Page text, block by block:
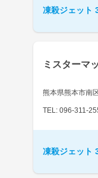
凍殺ジェット
ミスターマ
熊本県熊本市南
TEL: 096-311-
凍殺ジェット